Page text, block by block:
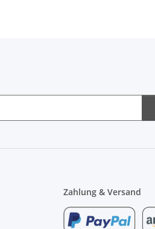
Zahlung & Versand